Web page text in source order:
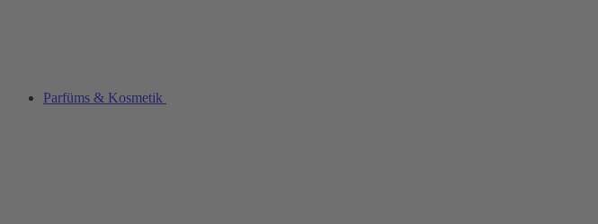
Parfüms & Kosmetik